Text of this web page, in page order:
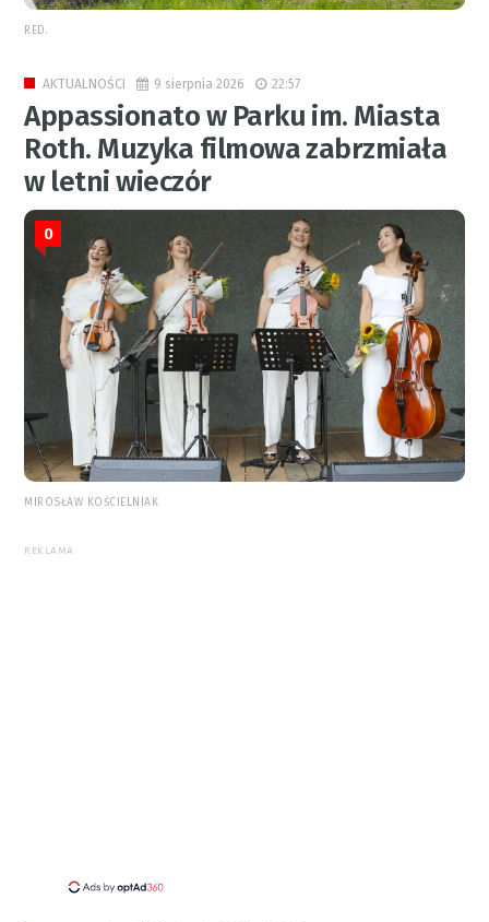
RED.
AKTUALNOŚCI 9 sierpnia 2026 22:57
Appassionato w Parku im. Miasta
Roth. Muzyka filmowa zabrzmiała
w letni wieczór
0
MIROSŁAW KOŚCIELNIAK
REKLAMA